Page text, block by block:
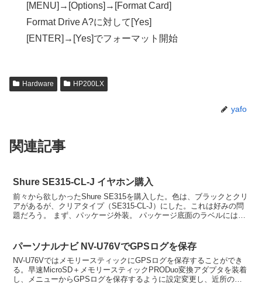
[MENU]→[Options]→[Format Card]
Format Drive A?に対して[Yes]
[ENTER]→[Yes]でフォーマット開始
Hardware HP200LX
yafo
関連記事
Shure SE315-CL-J イヤホン購入
前々から欲しかったShure SE315を購入した。色は、ブラックとクリ
アがあるが、クリアタイプ（SE315-CL-J）にした。これは好みの問
題だろう。 まず、パッケージ外装。 パッケージ底面のラベルには生
パーソナルナビ NV-U76VでGPSログを保存
NV-U76VではメモリースティックにGPSログを保存することができ
る。早速MicroSD＋メモリースティックPRODuo変換アダプタを装着
し、メニューからGPSログを保存するように設定変更し、近所の散